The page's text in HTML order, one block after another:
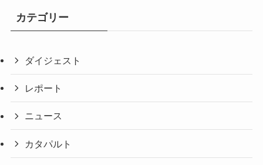
カテゴリー
ダイジェスト
レポート
ニュース
カタパルト